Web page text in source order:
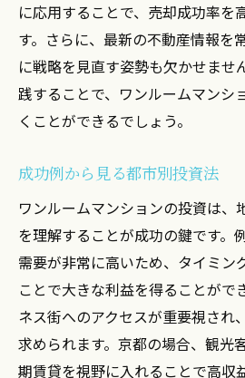
に応用することで、売却成功率を
す。さらに、最新の不動産情報を
に戦略を見直す姿勢も欠かせませ
践することで、ワンルームマンシ
くことができるでしょう。
成功例から見る都市別投資法
ワンルームマンションの投資は、
を理解することが成功の鍵です。
需要が非常に高いため、タイミン
ことで大きな利益を得ることがで
ネス街へのアクセスが重要視され
求められます。京都の場合、観光
期賃貸を視野に入れることで高収